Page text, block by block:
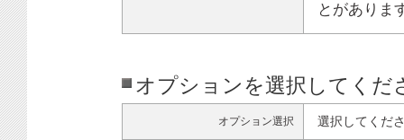
とがありま
オプションを選択してくだ
オプション選択 選択してくだ